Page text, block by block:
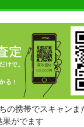
の携帯でスキャンま
果がでます